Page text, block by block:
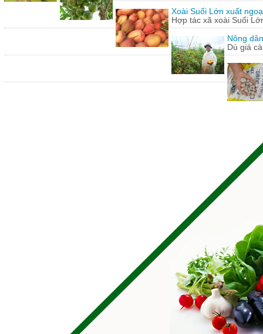
Xoài Suối Lớn xuất
Hợp tác xã xoài Suối
Nông
Dù giá